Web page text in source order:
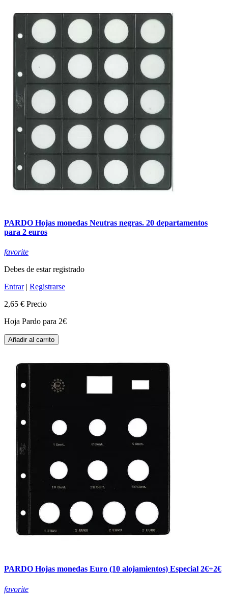
PARDO Hojas monedas Neutras negras. 20 departamentos
para 2 euros
favorite
Debes de estar registrado
Entrar| Registrarse
2,65 € Precio
Hoja Pardo para 2€
Añadir al carrito
PARDO Hojas monedas Euro (10 alojamientos) Especial 2€+2€
favorite